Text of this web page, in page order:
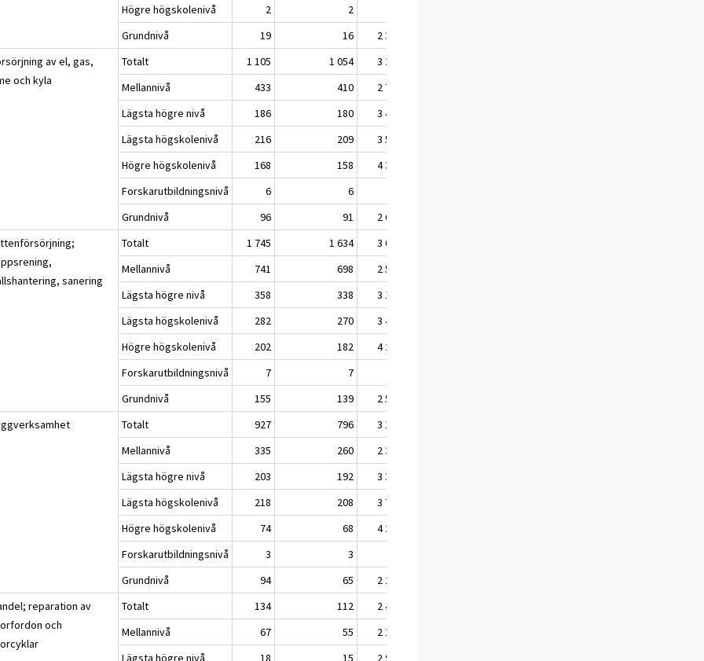
Högre högskolenivå
2 2
Grundnivå
19 16 2 363
av el, gas,
och kyla
Totalt 1 105 1 054 3 272
Mellannivå
433 410 2 707
Lägsta högre nivå
186 180 3 432
Lägsta högskolenivå
216 209 3 571
Högre högskolenivå
168 158 4 346
Forskarutbildningsnivå
6 6
Grundnivå
96 91 2 604
sanering
Totalt 1 745 1 634 3 035
Mellannivå
741 698 2 579
Lägsta högre nivå
358 338 3 181
Lägsta högskolenivå
282 270 3 463
Högre högskolenivå
202 182 4 224
Forskarutbildningsnivå
7 7
Grundnivå
155 139 2 527
Totalt 927 796 3 145
Mellannivå
335 260 2 371
Lägsta högre nivå
203 192 3 350
Lägsta högskolenivå
218 208 3 738
Högre högskolenivå
74 68 4 268
Forskarutbildningsnivå
3 3
Grundnivå
94 65 2 224
reparation av
och
Totalt 134 112 2 482
Mellannivå
67 55 2 269
Lägsta högre nivå
18 15 2 971